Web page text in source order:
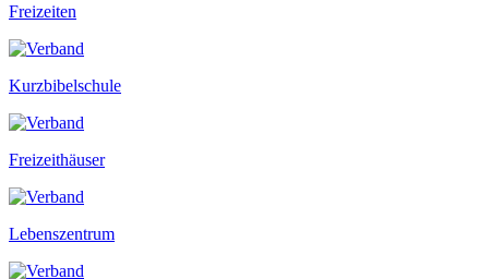
Freizeiten
Kurzbibelschule
Freizeithäuser
Lebenszentrum